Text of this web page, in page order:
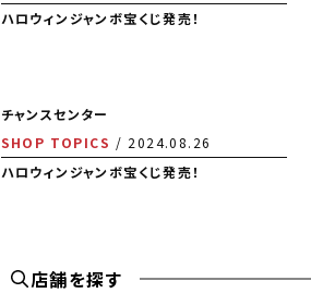
ハロウィンジャンボ宝くじ発売！
チャンスセンター
SHOP TOPICS
2024.08.26
ハロウィンジャンボ宝くじ発売！
店舗を探す